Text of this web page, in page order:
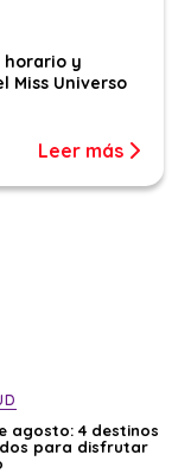
horario y
Miss Universo
Leer más
agosto: 4 destinos
para disfrutar